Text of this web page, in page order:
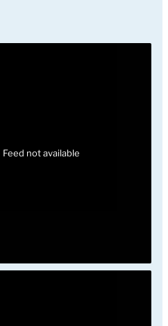
Feed not available